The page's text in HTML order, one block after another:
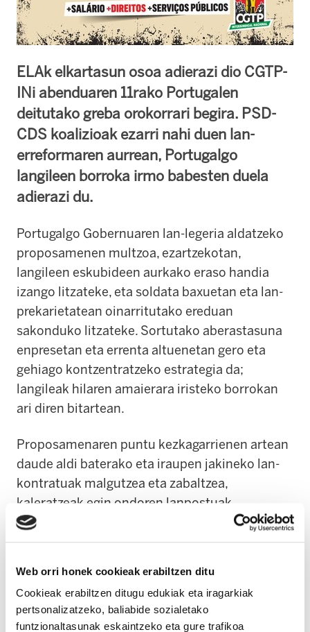
Web orri honek cookieak erabiltzen ditu
Cookieak erabiltzen ditugu edukiak eta iragarkiak
pertsonalizatzeko, baliabide sozialetako
funtzionaltasunak eskaintzeko eta gure trafikoa
ELAk elkartasun osoa adierazi dio CGTP-
INi abenduaren 11rako Portugalen
deitutako greba orokorrari begira. PSD-
CDS koalizioak ezarri nahi duen lan-
erreformaren aurrean, Portugalgo
langileen borroka irmo babesten duela
adierazi du.
Portugalgo Gobernuaren lan-legeria aldatzeko
proposamenen multzoa, ezartzekotan,
langileen eskubideen aurkako eraso handia
izango litzateke, eta soldata baxuetan eta lan-
prekarietatean oinarritutako ereduan
sakonduko litzateke. Sortutako aberastasuna
enpresetan eta errenta altuenetan gero eta
gehiago kontzentratzeko estrategia da;
langileak hilaren amaierara iristeko borrokan
ari diren bitartean.
Proposamenaren puntu kezkagarrienen artean
daude aldi baterako eta iraupen jakineko lan-
kontratuak malgutzea eta zabaltzea,
kaleratzeak egin ondoren lanpostuak
terziarizatzen jartzeko baimena, aldi baterako
gutxieneko lan-aldia murriztea eta plataforma
kontratuak daudela pentsatzeko aukera
murriztuz. Horrez gain, ordu-banku indibidual